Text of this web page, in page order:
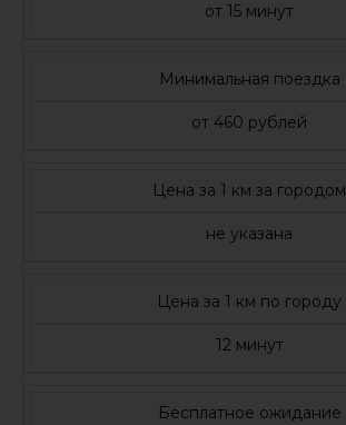
от 15 минут
Минимальная поездка
от 460 рублей
Цена за 1 км за городом
не указана
Цена за 1 км по городу
12 минут
Бесплатное ожидание